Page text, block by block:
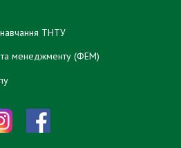
ТНТУ
та менеджменту (ФЕМ)